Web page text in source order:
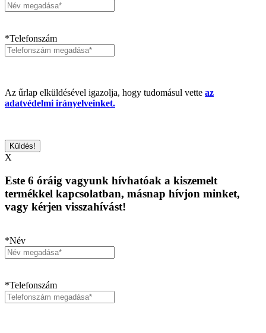
*Telefonszám
Az űrlap elküldésével igazolja, hogy tudomásul vette az
adatvédelmi irányelveinket.
X
Este 6 óráig vagyunk hívhatóak a kiszemelt
termékkel kapcsolatban, másnap hívjon minket,
vagy kérjen visszahívást!
*Név
*Telefonszám